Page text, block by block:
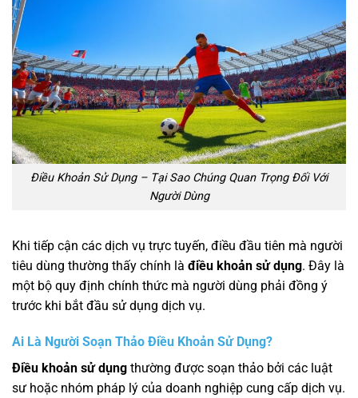
Điều Khoản Sử Dụng – Tại Sao Chúng Quan Trọng Đối Với
Người Dùng
Khi tiếp cận các dịch vụ trực tuyến, điều đầu tiên mà người
tiêu dùng thường thấy chính là điều khoản sử dụng. Đây là
một bộ quy định chính thức mà người dùng phải đồng ý
trước khi bắt đầu sử dụng dịch vụ.
Ai Là Người Soạn Thảo Điều Khoản Sử Dụng?
Điều khoản sử dụng thường được soạn thảo bởi các luật
sư hoặc nhóm pháp lý của doanh nghiệp cung cấp dịch vụ.